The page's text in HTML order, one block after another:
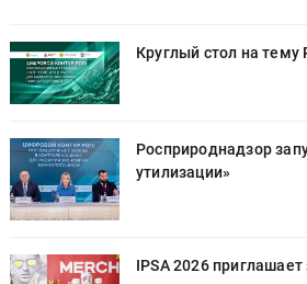
Круглый стол на
Росприроднадзор
утилизации»
IPSA 2026